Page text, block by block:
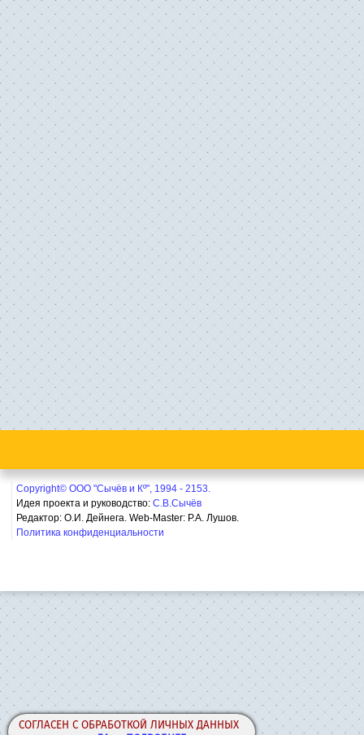
СОГЛАСЕН С ОБРАБОТКОЙ ЛИЧНЫХ ДАННЫХ
Copyright© ООО "Сычёв и Кº", 1994 - 2153.
Идея проекта и руководство: С.В.Сычёв
Редактор: О.И. Дейнега. Web-Master: Р.А. Лушов.
Политика конфиденциальности